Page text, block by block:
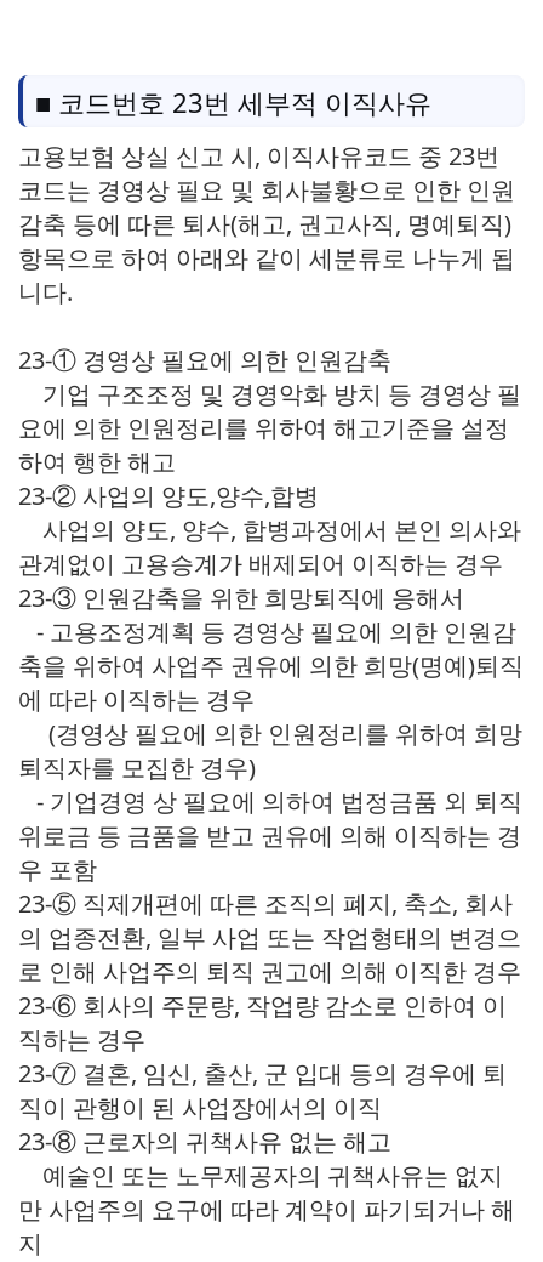
■ 코드번호 23번 세부적 이직사유
고용보험 상실 신고 시, 이직사유코드 중 23번
코드는 경영상 필요 및 회사불황으로 인한 인원
감축 등에 따른 퇴사(해고, 권고사직, 명예퇴직)
항목으로 하여 아래와 같이 세분류로 나누게 됩
니다.
23-① 경영상 필요에 의한 인원감축
기업 구조조정 및 경영악화 방치 등 경영상 필
요에 의한 인원정리를 위하여 해고기준을 설정
하여 행한 해고
23-② 사업의 양도,양수,합병
사업의 양도, 양수, 합병과정에서 본인 의사와
관계없이 고용승계가 배제되어 이직하는 경우
23-③ 인원감축을 위한 희망퇴직에 응해서
- 고용조정계획 등 경영상 필요에 의한 인원감
축을 위하여 사업주 권유에 의한 희망(명예)퇴직
에 따라 이직하는 경우
(경영상 필요에 의한 인원정리를 위하여 희망
퇴직자를 모집한 경우)
- 기업경영 상 필요에 의하여 법정금품 외 퇴직
위로금 등 금품을 받고 권유에 의해 이직하는 경
우 포함
23-⑤ 직제개편에 따른 조직의 폐지, 축소, 회사
의 업종전환, 일부 사업 또는 작업형태의 변경으
로 인해 사업주의 퇴직 권고에 의해 이직한 경우
23-⑥ 회사의 주문량, 작업량 감소로 인하여 이
직하는 경우
23-⑦ 결혼, 임신, 출산, 군 입대 등의 경우에 퇴
직이 관행이 된 사업장에서의 이직
23-⑧ 근로자의 귀책사유 없는 해고
예술인 또는 노무제공자의 귀책사유는 없지
만 사업주의 요구에 따라 계약이 파기되거나 해
지